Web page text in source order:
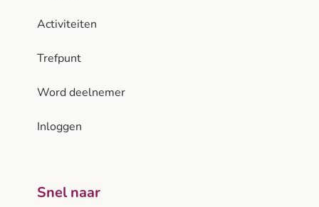
Activiteiten
Trefpunt
Word deelnemer
Inloggen
Snel naar